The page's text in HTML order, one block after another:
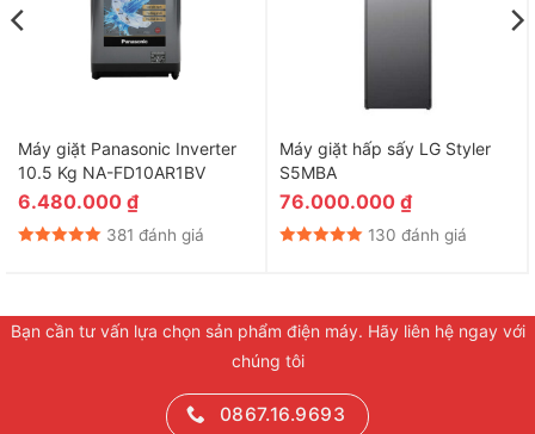
Máy giặt Panasonic Inverter
10.5 Kg NA-FD10AR1BV
6.480.000 ₫
381 đánh giá
Máy giặt hấp sấy LG Styler
S5MBA
76.000.000 ₫
130 đánh giá
Bạn cần tư vấn lựa chọn sản phẩm điện máy. Hãy liên hệ ngay với
chúng tôi
0867.16.9693